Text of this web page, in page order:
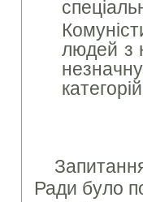
людей з
Ради було